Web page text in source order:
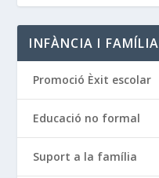
INFÀNCIA I FAMÍLIA
Promoció Èxit escolar
Educació no formal
Suport a la família